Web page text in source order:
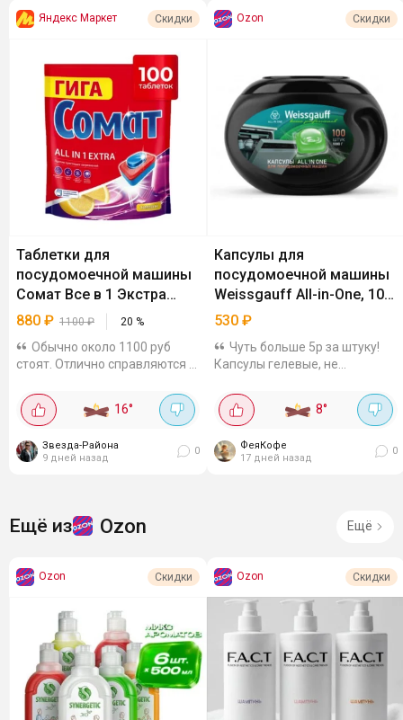
Яндекс Маркет Скидки
Таблетки для
посудомоечной машины
Сомат Все в 1 Экстра
Лимон, 100 шт
880 ₽ 1100₽ 20 %
Обычно около 1100 руб
стоят. Отлично справляются с
посуда без налета и разводов.
Мне нравится, что они не
самой...
16°
Звезда-Района
9 дней назад
0
Ozon Скидки
Капсулы для
посудомоечной машины
Weissgauff All-in-One, 100
шт
530 ₽
Чуть больше 5р за штуку!
Капсулы гелевые, не
любимые кружки с принтами
отмывают бережно. Посуда
8°
ФеяКофе
17 дней назад
0
Ещё из Ozon Ещё
Ozon Скидки Ozon Скидки